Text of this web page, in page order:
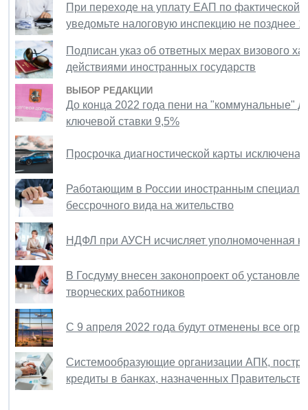
При переходе на уплату ЕАП по фактической
уведомьте налоговую инспекцию не позднее
Подписан указ об ответных мерах визового
действиями иностранных государств
ВЫБОР РЕДАКЦИИ
До конца 2022 года пени на "коммунальные"
ключевой ставки 9,5%
Просрочка диагностической карты
Работающим в России иностранным
бессрочного вида на жительство
НДФЛ при АУСН исчисляет уполномоченная
В Госдуму внесен законопроект об
творческих работников
С 9 апреля 2022 года будут отменены все
Системообразующие организации АПК,
кредиты в банках, назначенных